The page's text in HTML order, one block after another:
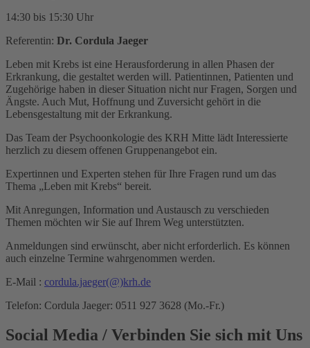
14:30 bis 15:30 Uhr
Referentin: Dr. Cordula Jaeger
Leben mit Krebs ist eine Herausforderung in allen Phasen der
Erkrankung, die gestaltet werden will. Patientinnen, Patienten und
Zugehörige haben in dieser Situation nicht nur Fragen, Sorgen und
Ängste. Auch Mut, Hoffnung und Zuversicht gehört in die
Lebensgestaltung mit der Erkrankung.
Das Team der Psychoonkologie des KRH Mitte lädt Interessierte
herzlich zu diesem offenen Gruppenangebot ein.
Expertinnen und Experten stehen für Ihre Fragen rund um das
Thema „Leben mit Krebs“ bereit.
Mit Anregungen, Information und Austausch zu verschieden
Themen möchten wir Sie auf Ihrem Weg unterstützten.
Anmeldungen sind erwünscht, aber nicht erforderlich. Es können
auch einzelne Termine wahrgenommen werden.
E-Mail : cordula.jaeger(@)krh.de
Telefon: Cordula Jaeger: 0511 927 3628 (Mo.-Fr.)
Social Media / Verbinden Sie sich mit Uns